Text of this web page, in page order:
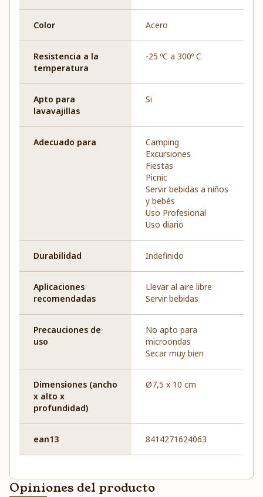
Color Acero
Resistencia a la
temperatura
-25 ºC a 300º C
Apto para
lavavajillas
Si
Adecuado para
Camping
Excursiones
Fiestas
Picnic
Servir bebidas a niños
y bebés
Uso Profesional
Uso diario
Durabilidad Indefinido
Aplicaciones
recomendadas
Llevar al aire libre
Servir bebidas
Precauciones de
uso
No apto para
microondas
Secar muy bien
Dimensiones (ancho
x alto x
profundidad)
Ø7,5 x 10 cm
ean13 8414271624063
Opiniones del producto